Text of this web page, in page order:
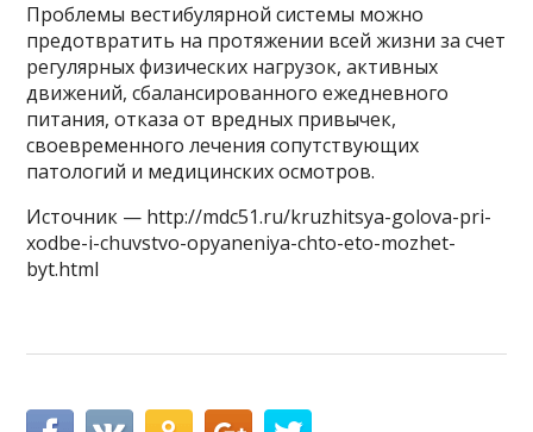
Проблемы вестибулярной системы можно
предотвратить на протяжении всей жизни за счет
регулярных физических нагрузок, активных
движений, сбалансированного ежедневного
питания, отказа от вредных привычек,
своевременного лечения сопутствующих
патологий и медицинских осмотров.
Источник — http://mdc51.ru/kruzhitsya-golova-pri-
xodbe-i-chuvstvo-opyaneniya-chto-eto-mozhet-
byt.html